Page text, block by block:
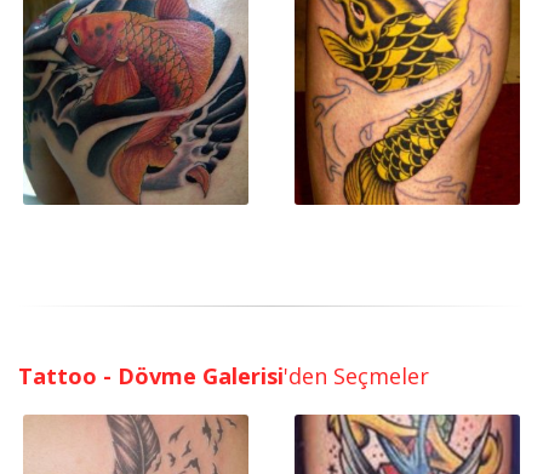
Tattoo - Dövme Galerisi'den Seçmeler